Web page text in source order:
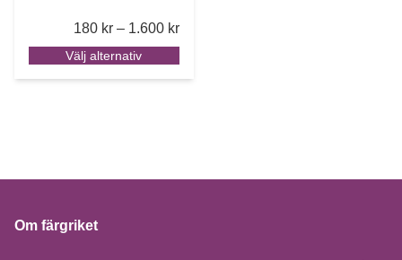
180 kr – 1.600 krPrice range: 180 kr through 1.600
Välj alternativ
Om färgriket